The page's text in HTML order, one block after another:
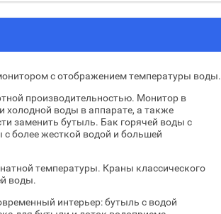
с отображением температуры воды.
производительностью. Монитор в
холодной воды в аппарате, а также
заменить бутыль. Бак горячей воды с
более жесткой водой и большей
температуры. Краны классического
воды.
интерьер: бутыль с водой